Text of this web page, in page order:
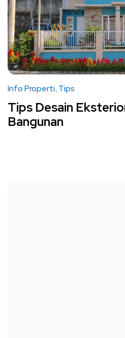
Info Properti Tips
Tips Desain
Bangunan